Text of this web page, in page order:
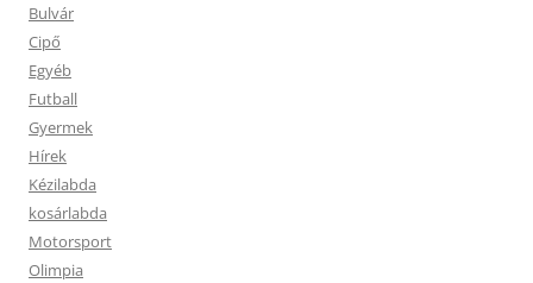
Bulvár
Cipő
Egyéb
Futball
Gyermek
Hírek
Kézilabda
kosárlabda
Motorsport
Olimpia